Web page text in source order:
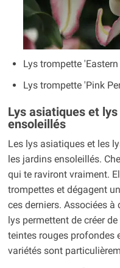
Lys trompette
Lys trompette 'Pink
Lys asiatiques et
ensoleillés
Les lys asiatiques et les
les jardins ensoleillés.
qui te raviront vraiment.
trompettes et dégagent
ces derniers. Associées à
lys permettent de créer
teintes rouges profondes
variétés sont